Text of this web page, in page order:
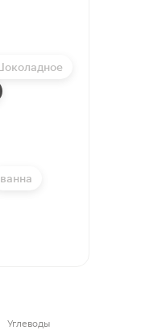
ванна
Углеводы